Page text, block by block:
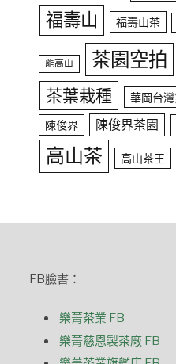
福壽山 福壽山茶
能高山 茶園空拍
茶葉栽種 華岡台
陳俊界 陳俊界茶園
高山茶 高山茶王
FB臉書：
樂菁茶業 FB
樂菁慈恩製茶廠 FB